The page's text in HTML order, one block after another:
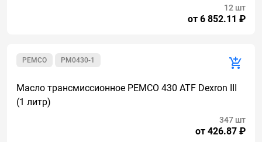
от 6 852.11 ₽
12 шт
PM0430-1
PEMCO
Масло трансмиссионное PEMCO 430 ATF Dexron III
(1 литр)
от 426.87 ₽
347 шт